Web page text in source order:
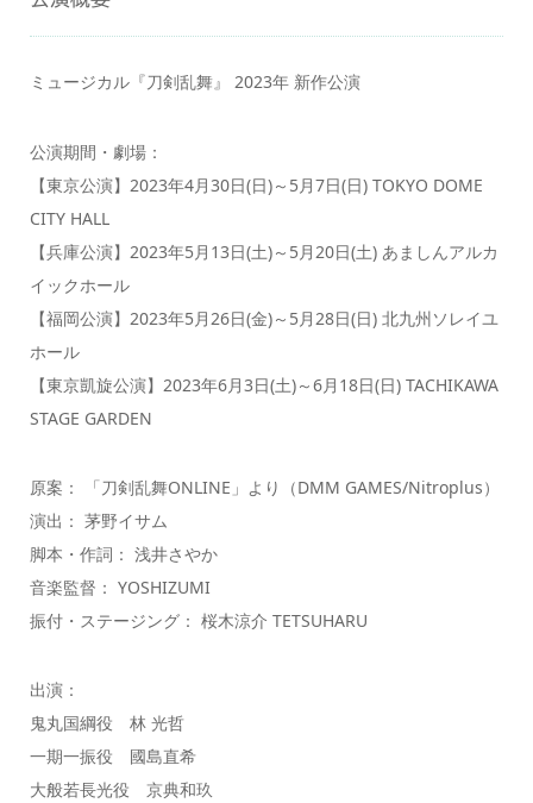
ミュージカル『刀剣乱舞』 2023年 新作公演
公演期間・劇場：
【東京公演】2023年4月30日(日)～5月7日(日) TOKYO DOME
CITY HALL
【兵庫公演】2023年5月13日(土)～5月20日(土) あましんアルカ
イックホール
【福岡公演】2023年5月26日(金)～5月28日(日) 北九州ソレイユ
ホール
【東京凱旋公演】2023年6月3日(土)～6月18日(日) TACHIKAWA
STAGE GARDEN
原案： 「刀剣乱舞ONLINE」より（DMM GAMES/Nitroplus）
演出： 茅野イサム
脚本・作詞： 浅井さやか
音楽監督： YOSHIZUMI
振付・ステージング： 桜木涼介 TETSUHARU
出演：
鬼丸国綱役 林 光哲
一期一振役 國島直希
大般若長光役 京典和玖